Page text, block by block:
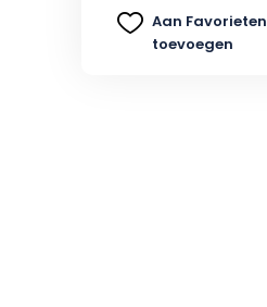
Aan Favorieten
toevoegen